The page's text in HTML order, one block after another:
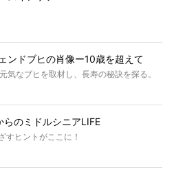
ンドブヒの肖像ー10歳を超えて
気なブヒを取材し、長寿の秘訣を探る。
らのミドルシニアLIFE
すヒントがここに！